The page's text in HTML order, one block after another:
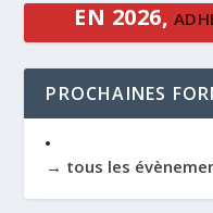
EN 2026,
PROCHAINES
→ tous les